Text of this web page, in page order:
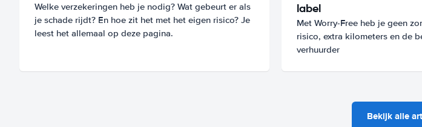
Welke verzekeringen heb je nodig? Wat gebeurt er als
je schade rijdt? En hoe zit het met het eigen risico? Je
leest het allemaal op deze pagina.
label
Met Worry-Free heb je geen
risico, extra kilometers en de
verhuurder
Bekijk alle